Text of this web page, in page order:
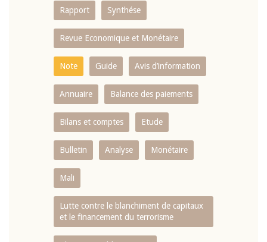
Rapport Synthése
Revue Economique et Monétaire
Note Guide Avis d’information
Annuaire Balance des paiements
Bilans et comptes Etude
Bulletin Analyse Monétaire
Mali
Lutte contre le blanchiment de capitaux
et le financement du terrorisme